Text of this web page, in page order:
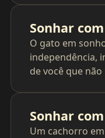
Sonhar
O gato em
independência,
de você que
Sonhar
Um cachorro